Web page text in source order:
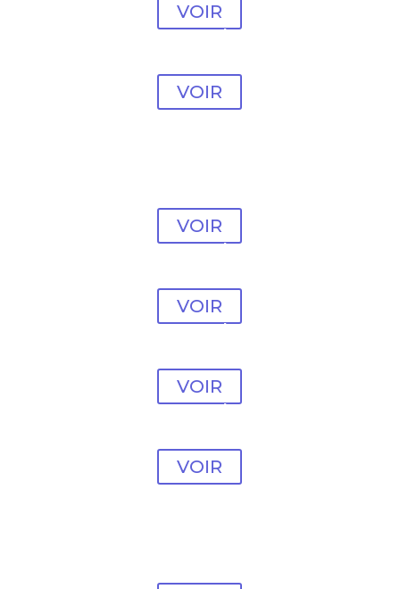
VOIR
Modèle Psychologue
VOIR
VOIR
Modèle Psychologue
VOIR
Modèle Psychologue
VOIR
Modèle Psychologue
VOIR